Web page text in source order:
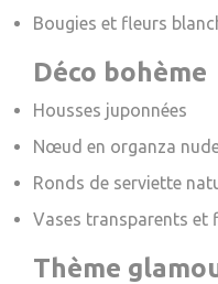
Bougies et fleurs
Déco bohème
Housses juponnées
Nœud en organza
Ronds de serviette
Vases transparents et
Thème